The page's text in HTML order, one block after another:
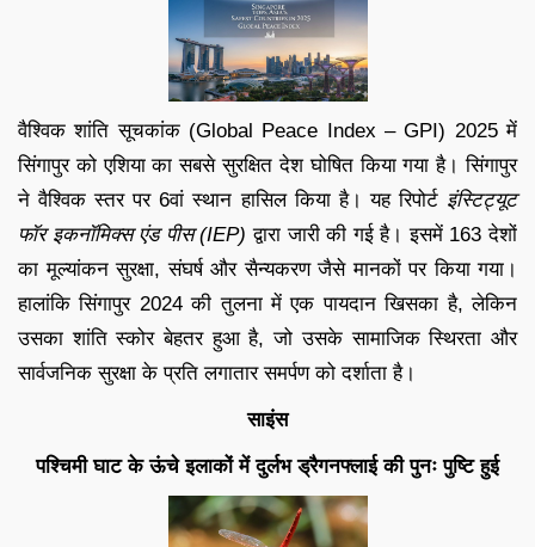
वैश्विक शांति सूचकांक (Global Peace Index – GPI) 2025 में
सिंगापुर को एशिया का सबसे सुरक्षित देश घोषित किया गया है। सिंगापुर
ने वैश्विक स्तर पर 6वां स्थान हासिल किया है। यह रिपोर्ट इंस्टिट्यूट
फॉर इकनॉमिक्स एंड पीस (IEP) द्वारा जारी की गई है। इसमें 163 देशों
का मूल्यांकन सुरक्षा, संघर्ष और सैन्यकरण जैसे मानकों पर किया गया।
हालांकि सिंगापुर 2024 की तुलना में एक पायदान खिसका है, लेकिन
उसका शांति स्कोर बेहतर हुआ है, जो उसके सामाजिक स्थिरता और
सार्वजनिक सुरक्षा के प्रति लगातार समर्पण को दर्शाता है।
साइंस
पश्चिमी घाट के ऊंचे इलाकों में दुर्लभ ड्रैगनफ्लाई की पुनः पुष्टि हुई